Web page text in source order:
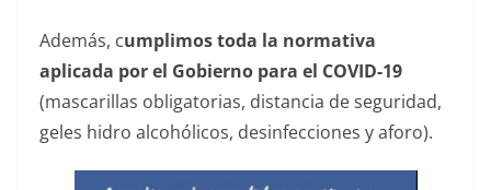
Además, cumplimos toda la normativa
aplicada por el Gobierno para el COVID-19
(mascarillas obligatorias, distancia de seguridad,
geles hidro alcohólicos, desinfecciones y aforo).